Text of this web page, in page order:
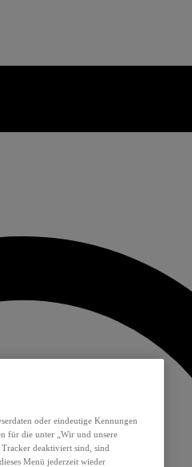
oder eindeutige Kennungen
für die unter „Wir und unsere
deaktiviert sind, sind
Menü jederzeit wieder